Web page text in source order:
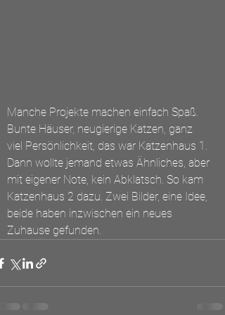
Manche Projekte machen einfach Spaß.
Bunte Häuser, neugierige Katzen, ganz
viel Persönlichkeit, das war Katzenhaus 1.
Dann wollte jemand etwas Ähnliches, aber
mit eigener Note, kein Abklatsch. So kam
Katzenhaus 2 dazu. Zwei Bilder, eine Idee,
beide haben inzwischen ein neues
Zuhause gefunden.